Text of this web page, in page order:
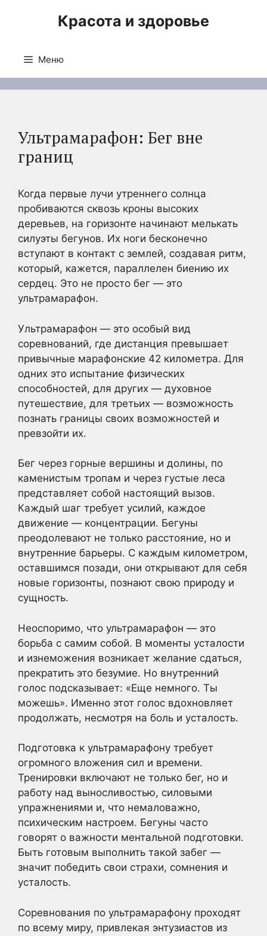
Красота и здоровье
Меню
Ультрамарафон: Бег вне
границ
Когда первые лучи утреннего солнца
пробиваются сквозь кроны высоких
деревьев, на горизонте начинают мелькать
силуэты бегунов. Их ноги бесконечно
вступают в контакт с землей, создавая ритм,
который, кажется, параллелен биению их
сердец. Это не просто бег — это
ультрамарафон.
Ультрамарафон — это особый вид
соревнований, где дистанция превышает
привычные марафонские 42 километра. Для
одних это испытание физических
способностей, для других — духовное
путешествие, для третьих — возможность
познать границы своих возможностей и
превзойти их.
Бег через горные вершины и долины, по
каменистым тропам и через густые леса
представляет собой настоящий вызов.
Каждый шаг требует усилий, каждое
движение — концентрации. Бегуны
преодолевают не только расстояние, но и
внутренние барьеры. С каждым километром,
оставшимся позади, они открывают для себя
новые горизонты, познают свою природу и
сущность.
Неоспоримо, что ультрамарафон — это
борьба с самим собой. В моменты усталости
и изнеможения возникает желание сдаться,
прекратить это безумие. Но внутренний
голос подсказывает: «Еще немного. Ты
можешь». Именно этот голос вдохновляет
продолжать, несмотря на боль и усталость.
Подготовка к ультрамарафону требует
огромного вложения сил и времени.
Тренировки включают не только бег, но и
работу над выносливостью, силовыми
упражнениями и, что немаловажно,
психическим настроем. Бегуны часто
говорят о важности ментальной подготовки.
Быть готовым выполнить такой забег —
значит победить свои страхи, сомнения и
усталость.
Соревнования по ультрамарафону проходят
по всему миру, привлекая энтузиастов из